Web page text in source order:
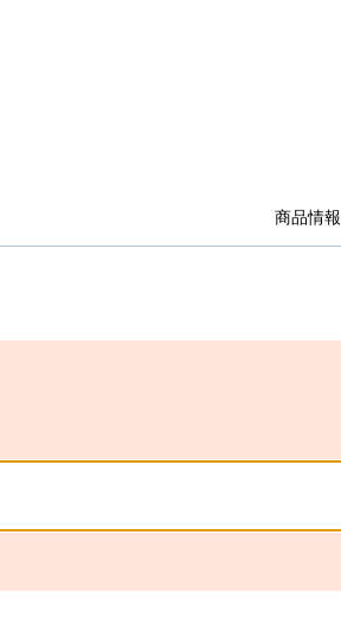
商品情報